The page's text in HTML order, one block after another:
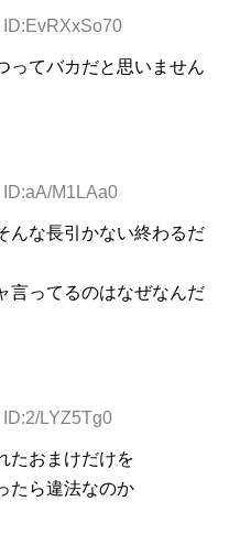
ってバカだと思いません
M1LAa0
んな長引かない終わるだ
言ってるのはなぜなんだ
LYZ5Tg0
たおまけだけを
たら違法なのか